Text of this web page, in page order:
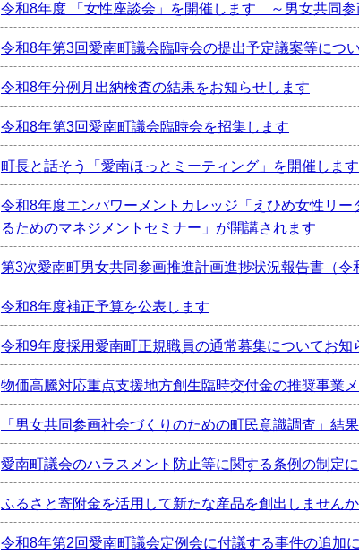
令和8年度 「女性座談会」を開催します ～男女共同参
令和8年第3回愛南町議会臨時会の提出予定議案等につ
令和8年分例月出納検査の結果をお知らせします
令和8年第3回愛南町議会臨時会を招集します
町長と話そう「愛南ほっとミーティング」を開催します
令和8年度エンパワーメントカレッジ「えひめ女性リー
るためのマネジメントセミナー」が開講されます
第3次愛南町男女共同参画推進計画進捗状況報告書（令
令和8年度補正予算を公表します
令和9年度採用愛南町正規職員の通常募集についてお知
物価高騰対応重点支援地方創生臨時交付金の推奨事業
「男女共同参画社会づくりのための町民意識調査」結
愛南町議会のハラスメント防止等に関する条例の制定
ふるさと寄附金を活用して新たな産品を創出しませんか
令和8年第2回愛南町議会定例会に付議する事件の追加